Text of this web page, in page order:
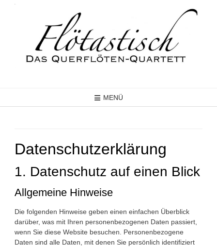
MENÜ
Datenschutz­erklärung
1. Datenschutz auf einen Blick
Allgemeine Hinweise
Die folgenden Hinweise geben einen einfachen Überblick
darüber, was mit Ihren personenbezogenen Daten passiert,
wenn Sie diese Website besuchen. Personenbezogene
Daten sind alle Daten, mit denen Sie persönlich identifiziert